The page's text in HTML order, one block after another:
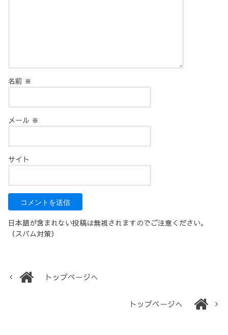
名前 ※
メール ※
サイト
日本語が含まれない投稿は無視されますのでご注意ください。
（スパム対策）
トップページへ
トップページへ